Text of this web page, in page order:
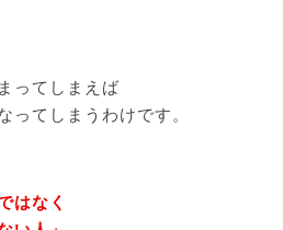
ってしまえば
ってしまうわけです。
はなく